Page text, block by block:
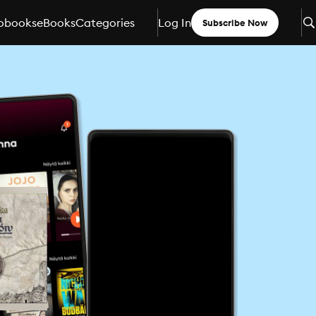
eBooksCategories Log In Subscribe Now